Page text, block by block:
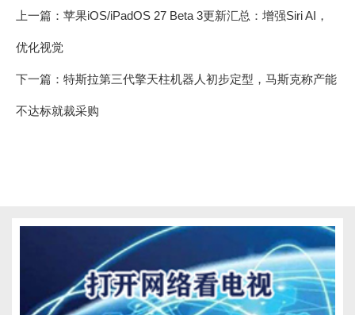
上一篇： 苹果iOS/iPadOS 27 Beta 3更新汇总：增强Siri AI，
优化视觉
下一篇： 特斯拉第三代擎天柱机器人初步定型，马斯克称产能
不达标就裁采购